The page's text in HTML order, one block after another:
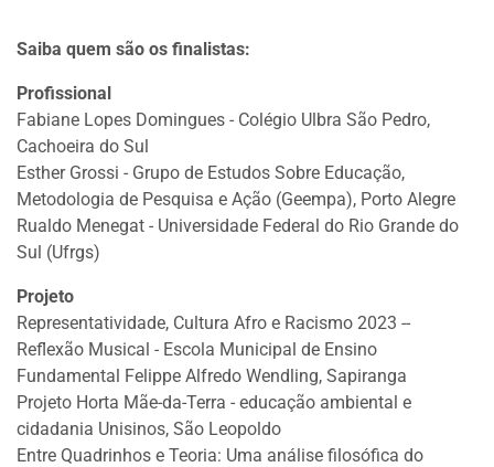
Saiba quem são os finalistas:
Profissional
Fabiane Lopes Domingues - Colégio Ulbra São Pedro,
Cachoeira do Sul
Esther Grossi - Grupo de Estudos Sobre Educação,
Metodologia de Pesquisa e Ação (Geempa), Porto Alegre
Rualdo Menegat - Universidade Federal do Rio Grande do
Sul (Ufrgs)
Projeto
Representatividade, Cultura Afro e Racismo 2023 --
Reflexão Musical - Escola Municipal de Ensino
Fundamental Felippe Alfredo Wendling, Sapiranga
Projeto Horta Mãe-da-Terra - educação ambiental e
cidadania Unisinos, São Leopoldo
Entre Quadrinhos e Teoria: Uma análise filosófica do